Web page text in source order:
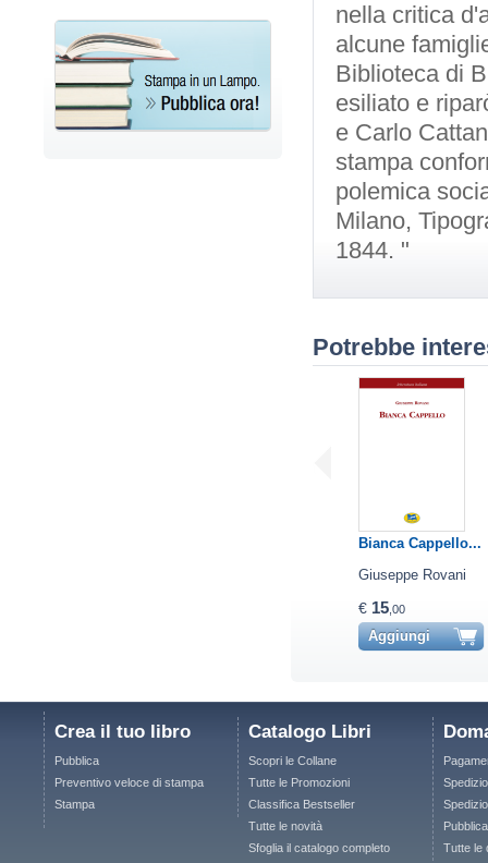
nella critica
alcune
Biblioteca di
esiliato e
e Carlo
stampa
polemica
Milano,
1844. "
Potrebbe
Bianca Cappello...
Giuseppe Rovani
€ 15,00
Aggiungi
Crea il tuo libro
Pubblica
Preventivo veloce di stampa
Stampa
Catalogo Libri
Scopri le Collane
Tutte le Promozioni
Classifica Bestseller
Tutte le novità
Sfoglia il catalogo completo
Tutte le